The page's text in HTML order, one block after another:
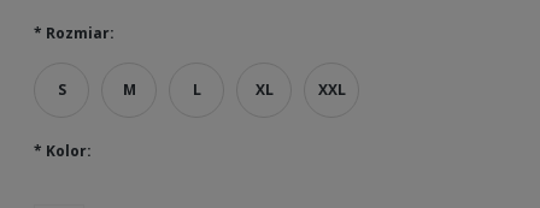
* Rozmiar:
S M L XL XXL
* Kolor: